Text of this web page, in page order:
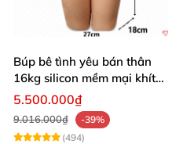
Búp bê tình yêu bán thân
16kg silicon mềm mại khít
hồng
5.500.000₫
9.016.000₫
-39%
(494)